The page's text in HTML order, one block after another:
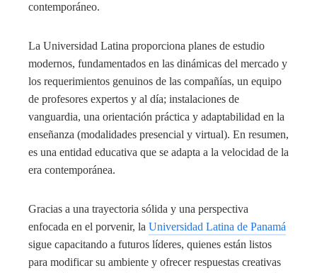
contemporáneo.
La Universidad Latina proporciona planes de estudio
modernos, fundamentados en las dinámicas del mercado y
los requerimientos genuinos de las compañías, un equipo
de profesores expertos y al día; instalaciones de
vanguardia, una orientación práctica y adaptabilidad en la
enseñanza (modalidades presencial y virtual). En resumen,
es una entidad educativa que se adapta a la velocidad de la
era contemporánea.
Gracias a una trayectoria sólida y una perspectiva
enfocada en el porvenir, la Universidad Latina de Panamá
sigue capacitando a futuros líderes, quienes están listos
para modificar su ambiente y ofrecer respuestas creativas